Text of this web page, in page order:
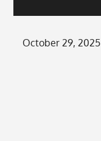
Posted
October 29, 2025